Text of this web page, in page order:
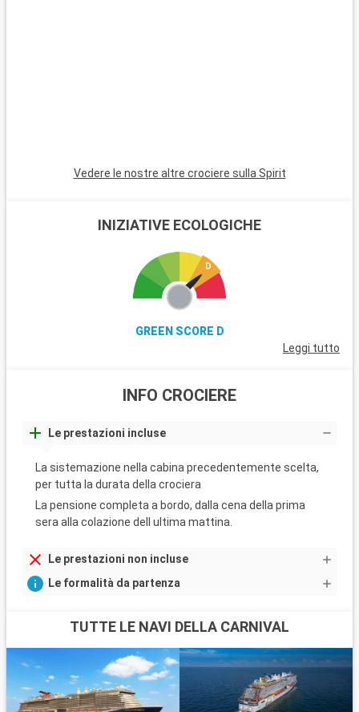
Vedere le nostre altre crociere sulla Spirit
INIZIATIVE ECOLOGICHE
GREEN SCORE D
Leggi tutto
INFO CROCIERE
Le prestazioni incluse
La sistemazione nella cabina precedentemente scelta,
per tutta la durata della crociera
La pensione completa a bordo, dalla cena della prima
sera alla colazione dell ultima mattina.
Le prestazioni non incluse
Le formalità da partenza
TUTTE LE NAVI DELLA CARNIVAL